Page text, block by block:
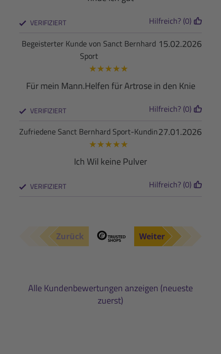
VERIFIZIERT Hilfreich? (0)
15.02.2026
Begeisterter Kunde von Sanct Bernhard
Sport
★★★★★
Für mein Mann.Helfen für Artrose in den Knie
VERIFIZIERT Hilfreich? (0)
27.01.2026
Zufriedene Sanct Bernhard Sport-Kundin
★★★★★
Ich Wil keine Pulver
VERIFIZIERT Hilfreich? (0)
Zurück Weiter
Alle Kundenbewertungen anzeigen (neueste
zuerst)